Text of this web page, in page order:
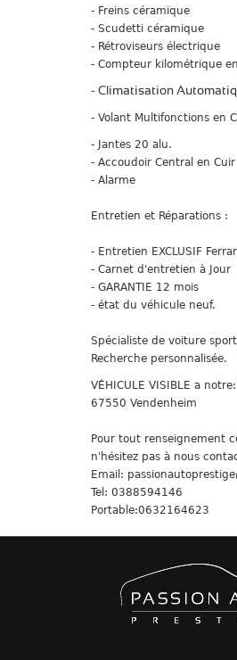
- Freins céramique
- Scudetti céramique
- Rétroviseurs électrique
- Compteur kilométrique
- Climatisation
- Volant Multifonctions en
- Jantes 20 alu.
- Accoudoir Central en Cuir
- Alarme
Entretien et Réparations :
- Entretien EXCLUSIF
- Carnet d'entretien à Jour
- GARANTIE 12 mois
- état du véhicule neuf.
Spécialiste de voiture
Recherche personnalisée.
VÉHICULE VISIBLE a
67550 Vendenheim
Pour tout renseignement
n'hésitez pas à nous
Email:
Tel: 0388594146
Portable:0632164623